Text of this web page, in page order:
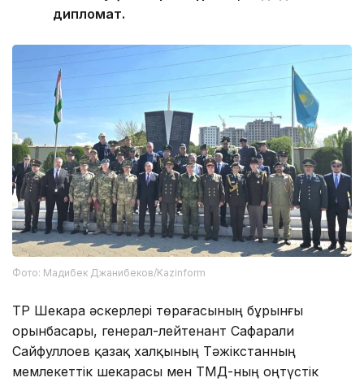
дипломат.
Фото: Мадибек Джанибеков/Kazinform
ТР Шекара әскерлері төрағасының бұрынғы
орынбасары, генерал-лейтенант Сафарали
Сайфуллоев қазақ халқының Тәжікстанның
мемлекеттік шекарасы мен ТМД-ның оңтүстік